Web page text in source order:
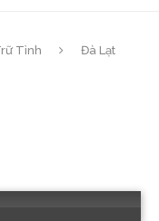
Tình
Đà Lạt